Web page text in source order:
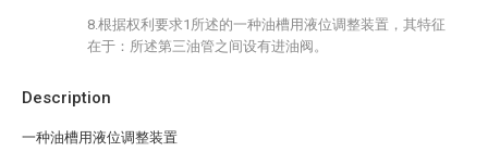
Description
一种油槽用液位调整装置
8.根据权利要求1所述的一种油槽用液位调整装置，其特征
在于：所述第三油管之间设有进油阀。